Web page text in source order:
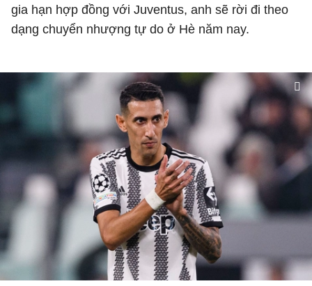
gia hạn hợp đồng với Juventus, anh sẽ rời đi theo
dạng chuyển nhượng tự do ở Hè năm nay.